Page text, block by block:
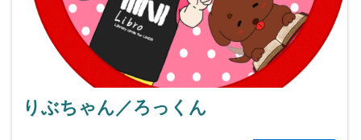
りぶちゃん／ろっくん